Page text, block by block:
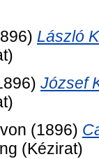
László
József
(1896)
(Kézirat)